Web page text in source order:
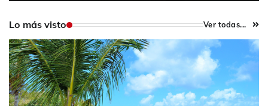
Lo más visto Ver todas...